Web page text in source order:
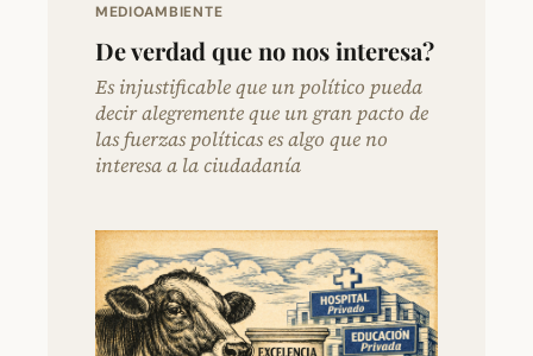
MEDIOAMBIENTE
De verdad que no nos interesa?
Es injustificable que un político pueda
decir alegremente que un gran pacto de
las fuerzas políticas es algo que no
interesa a la ciudadanía